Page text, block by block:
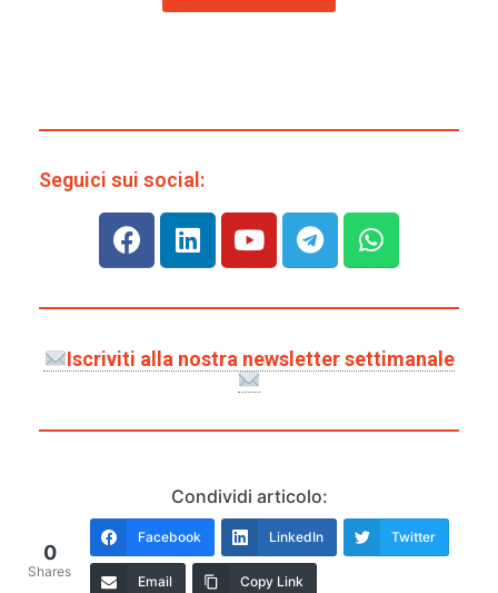
Seguici sui social:
Iscriviti alla nostra newsletter settimanale
Condividi articolo:
0
Shares
Facebook LinkedIn Twitter
Email Copy Link